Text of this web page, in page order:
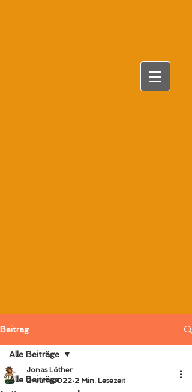
Beitrag
Alle Beiträge
Alle Beiträge
Jonas Löther
2. Juni 2022 2 Min. Lesezeit